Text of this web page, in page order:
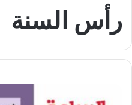
رأس السنة